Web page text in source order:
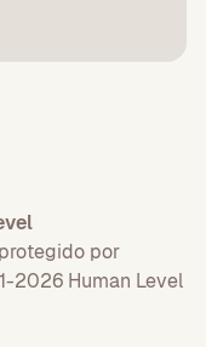
por
2026 Human Level